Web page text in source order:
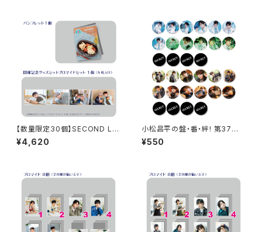
【数量限定30個】SECOND LIN
E Presents みんなに会いに行
くよ! 第49回 in 静岡 開催記念
¥4,620
小松昌平の盤・番・絆! 第37回、
第38回 缶バッジ ※ランダム
販売
¥550